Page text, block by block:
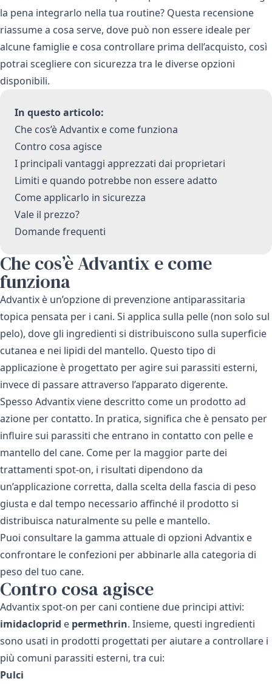
la pena integrarlo nella tua routine? Questa recensione
riassume a cosa serve, dove può non essere ideale per
alcune famiglie e cosa controllare prima dell’acquisto, così
potrai scegliere con sicurezza tra le diverse opzioni
disponibili.
In questo articolo:
Che cos’è Advantix e come funziona
Contro cosa agisce
I principali vantaggi apprezzati dai proprietari
Limiti e quando potrebbe non essere adatto
Come applicarlo in sicurezza
Vale il prezzo?
Domande frequenti
Che cos’è Advantix e come
funziona
Advantix è un’opzione di prevenzione antiparassitaria
topica pensata per i cani. Si applica sulla pelle (non solo sul
pelo), dove gli ingredienti si distribuiscono sulla superficie
cutanea e nei lipidi del mantello. Questo tipo di
applicazione è progettato per agire sui parassiti esterni,
invece di passare attraverso l’apparato digerente.
Spesso Advantix viene descritto come un prodotto ad
azione per contatto. In pratica, significa che è pensato per
influire sui parassiti che entrano in contatto con pelle e
mantello del cane. Come per la maggior parte dei
trattamenti spot-on, i risultati dipendono da
un’applicazione corretta, dalla scelta della fascia di peso
giusta e dal tempo necessario affinché il prodotto si
distribuisca naturalmente su pelle e mantello.
Puoi consultare la gamma attuale di opzioni Advantix e
confrontare le confezioni per abbinarle alla categoria di
peso del tuo cane.
Contro cosa agisce
Advantix spot-on per cani contiene due principi attivi:
imidacloprid e permethrin. Insieme, questi ingredienti
sono usati in prodotti progettati per aiutare a controllare i
più comuni parassiti esterni, tra cui:
Pulci